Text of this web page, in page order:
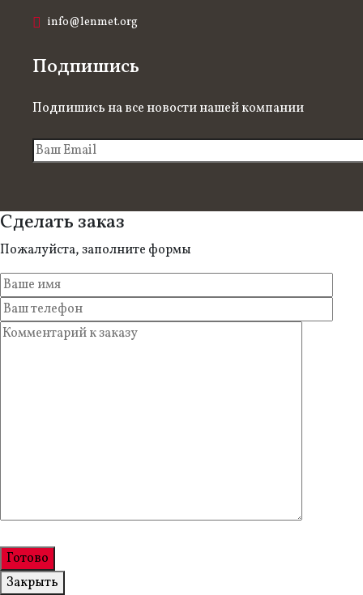
info@lenmet.org
Подпишись
Подпишись на все новости нашей компании
Сделать заказ
Пожалуйста, заполните формы
Закрыть